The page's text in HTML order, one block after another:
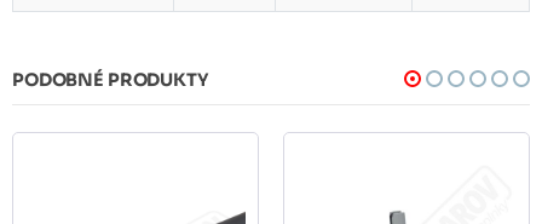
PODOBNÉ PRODUKTY